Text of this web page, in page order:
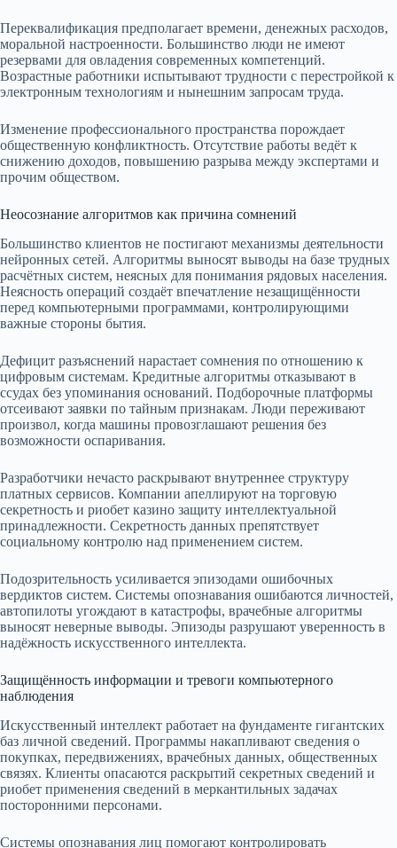
Переквалификация предполагает времени, денежных расходов,
моральной настроенности. Большинство люди не имеют
резервами для овладения современных компетенций.
Возрастные работники испытывают трудности с перестройкой к
электронным технологиям и нынешним запросам труда.
Изменение профессионального пространства порождает
общественную конфликтность. Отсутствие работы ведёт к
снижению доходов, повышению разрыва между экспертами и
прочим обществом.
Неосознание алгоритмов как причина сомнений
Большинство клиентов не постигают механизмы деятельности
нейронных сетей. Алгоритмы выносят выводы на базе трудных
расчётных систем, неясных для понимания рядовых населения.
Неясность операций создаёт впечатление незащищённости
перед компьютерными программами, контролирующими
важные стороны бытия.
Дефицит разъяснений нарастает сомнения по отношению к
цифровым системам. Кредитные алгоритмы отказывают в
ссудах без упоминания оснований. Подборочные платформы
отсеивают заявки по тайным признакам. Люди переживают
произвол, когда машины провозглашают решения без
возможности оспаривания.
Разработчики нечасто раскрывают внутреннее структуру
платных сервисов. Компании апеллируют на торговую
секретность и риобет казино защиту интеллектуальной
принадлежности. Секретность данных препятствует
социальному контролю над применением систем.
Подозрительность усиливается эпизодами ошибочных
вердиктов систем. Системы опознавания ошибаются личностей,
автопилоты угождают в катастрофы, врачебные алгоритмы
выносят неверные выводы. Эпизоды разрушают уверенность в
надёжность искусственного интеллекта.
Защищённость информации и тревоги компьютерного
наблюдения
Искусственный интеллект работает на фундаменте гигантских
баз личной сведений. Программы накапливают сведения о
покупках, передвижениях, врачебных данных, общественных
связях. Клиенты опасаются раскрытий секретных сведений и
риобет применения сведений в меркантильных задачах
посторонними персонами.
Системы опознавания лиц помогают контролировать